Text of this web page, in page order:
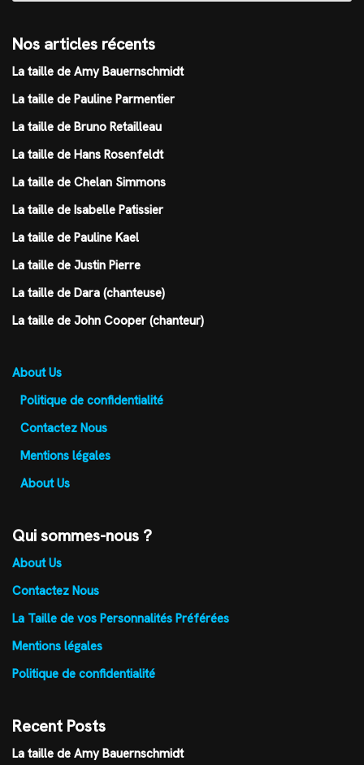
Nos articles récents
La taille de Amy Bauernschmidt
La taille de Pauline Parmentier
La taille de Bruno Retailleau
La taille de Hans Rosenfeldt
La taille de Chelan Simmons
La taille de Isabelle Patissier
La taille de Pauline Kael
La taille de Justin Pierre
La taille de Dara (chanteuse)
La taille de John Cooper (chanteur)
About Us
Politique de confidentialité
Contactez Nous
Mentions légales
About Us
Qui sommes-nous ?
About Us
Contactez Nous
La Taille de vos Personnalités Préférées
Mentions légales
Politique de confidentialité
Recent Posts
La taille de Amy Bauernschmidt